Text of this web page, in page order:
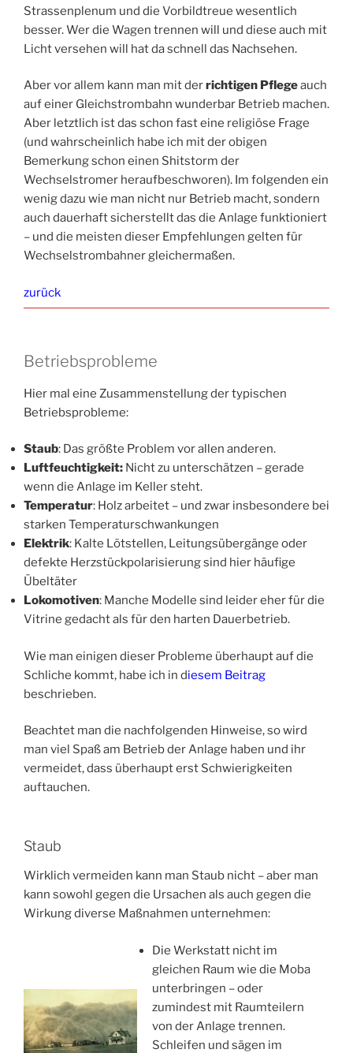
Strassenplenum und die Vorbildtreue wesentlich
besser. Wer die Wagen trennen will und diese auch mit
Licht versehen will hat da schnell das Nachsehen.
Aber vor allem kann man mit derrichtigen Pflegeauch
auf einer Gleichstrombahn wunderbar Betrieb machen.
Aber letztlich ist das schon fast eine religiöse Frage
(und wahrscheinlich habe ich mit der obigen
Bemerkung schon einen Shitstorm der
Wechselstromer heraufbeschworen). Im folgenden ein
wenig dazu wie man nicht nur Betrieb macht, sondern
auch dauerhaft sicherstellt das die Anlage funktioniert
– und die meisten dieser Empfehlungen gelten für
Wechselstrombahner gleichermaßen.
zurück
Betriebsprobleme
Hier mal eine Zusammenstellung der typischen
Betriebsprobleme:
Staub: Das größte Problem vor allen anderen.
Luftfeuchtigkeit: Nicht zu unterschätzen – gerade
wenn die Anlage im Keller steht.
Temperatur: Holz arbeitet – und zwar insbesondere bei
starken Temperaturschwankungen
Elektrik: Kalte Lötstellen, Leitungsübergänge oder
defekte Herzstückpolarisierung sind hier häufige
Übeltäter
Lokomotiven: Manche Modelle sind leider eher für die
Vitrine gedacht als für den harten Dauerbetrieb.
Wie man einigen dieser Probleme überhaupt auf die
Schliche kommt, habe ich in diesem Beitrag
beschrieben.
Beachtet man die nachfolgenden Hinweise, so wird
man viel Spaß am Betrieb der Anlage haben und ihr
vermeidet, dass überhaupt erst Schwierigkeiten
auftauchen.
Staub
Wirklich vermeiden kann man Staub nicht – aber man
kann sowohl gegen die Ursachen als auch gegen die
Wirkung diverse Maßnahmen unternehmen:
Die Werkstatt nicht im
gleichen Raum wie die Moba
unterbringen – oder
zumindest mit Raumteilern
von der Anlage trennen.
Schleifen und sägen im